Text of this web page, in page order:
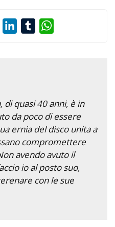
PinterestLinkedInTumblr
di quasi 40 anni, è in
da poco di essere
ernia del disco unita a
compromettere
avendo avuto il
io al posto suo,
con le sue